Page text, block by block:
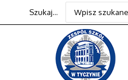
Szukaj...